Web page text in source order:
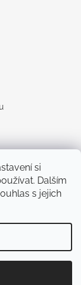
si
Dalším
s jejich
vyhrazena.